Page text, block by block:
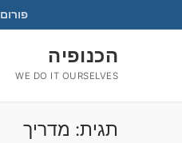
לתוכן
פורום
הכנופיה
WE DO IT OURSELVES
תגית: מדריך